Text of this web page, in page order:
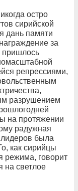
остро
сирийской
дань памяти
за
пришлось
репрессиями,
разрушением
на протяжении
радужная
лидеров была
как сирийцы
режима, говорит
на светлое